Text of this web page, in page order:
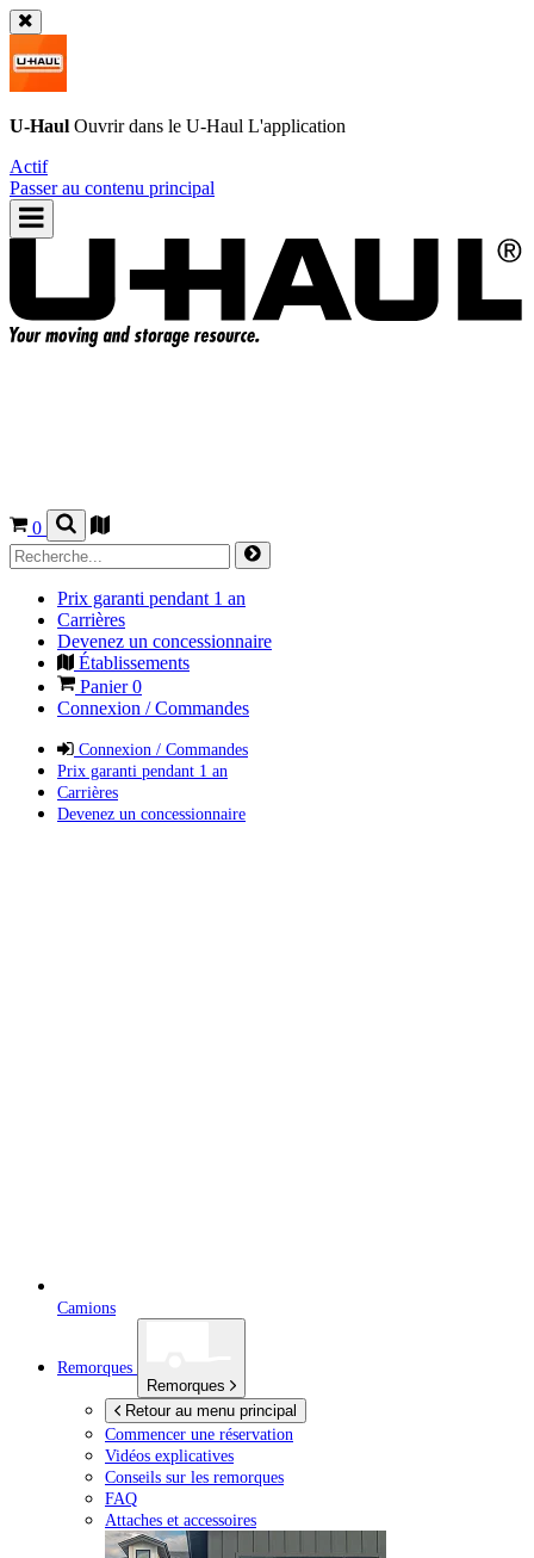
U-Haul Ouvrir dans le U-Haul L'application
Actif
Passer au contenu principal
0
Prix garanti pendant 1 an
Carrières
Devenez un concessionnaire
Établissements
Panier0
Connexion / Commandes
Connexion / Commandes
Prix garanti pendant 1 an
Carrières
Devenez un concessionnaire
Camions
Remorques
Remorques
Retour au menu principal
Commencer une réservation
Vidéos explicatives
Conseils sur les remorques
FAQ
Attaches et accessoires